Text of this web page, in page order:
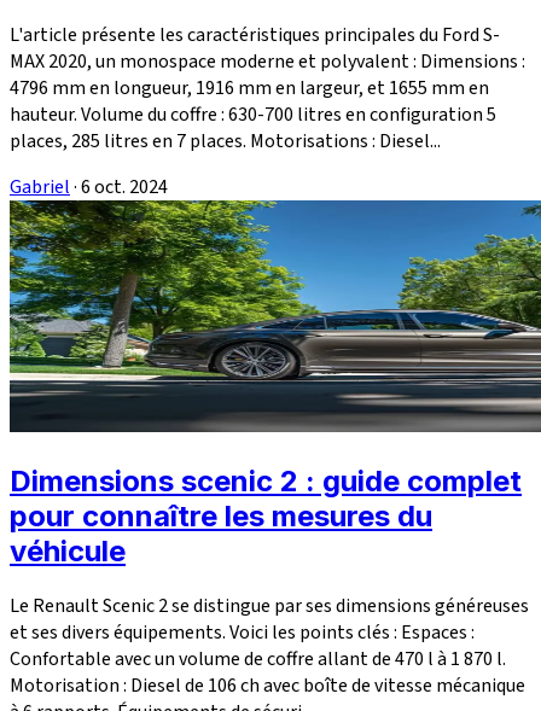
L'article présente les caractéristiques principales du Ford S-
MAX 2020, un monospace moderne et polyvalent : Dimensions :
4796 mm en longueur, 1916 mm en largeur, et 1655 mm en
hauteur. Volume du coffre : 630-700 litres en configuration 5
places, 285 litres en 7 places. Motorisations : Diesel...
Gabriel·6 oct. 2024
Dimensions scenic 2 : guide complet
pour connaître les mesures du
véhicule
Le Renault Scenic 2 se distingue par ses dimensions généreuses
et ses divers équipements. Voici les points clés : Espaces :
Confortable avec un volume de coffre allant de 470 l à 1 870 l.
Motorisation : Diesel de 106 ch avec boîte de vitesse mécanique